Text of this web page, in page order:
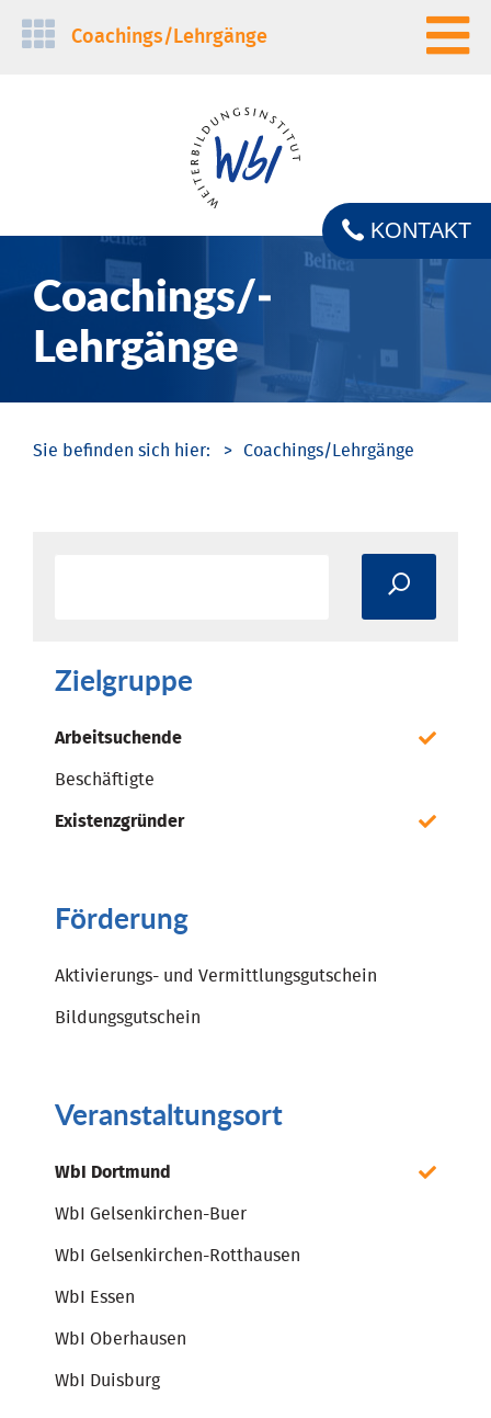
Navigation
Coachings/­Lehrgänge
Coachings/­
Lehrgänge
KONTAKT
Coachings/­Lehrgänge
Zielgruppe
Arbeitsuchende
Beschäftigte
Existenzgründer
Förderung
Aktivierungs- und Vermittlungsgutschein
Bildungsgutschein
Veranstaltungsort
WbI Dortmund
WbI Gelsenkirchen-Buer
WbI Gelsenkirchen-Rotthausen
WbI Essen
WbI Oberhausen
WbI Duisburg